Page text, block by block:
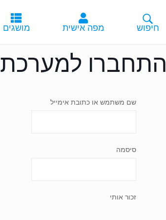
התחברו למערכת
שם משתמש או כתובת אימייל
סיסמה
זכור אותי